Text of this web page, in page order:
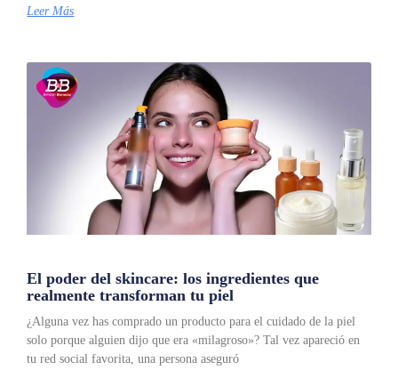
Leer Más
El poder del skincare: los ingredientes que
realmente transforman tu piel
¿Alguna vez has comprado un producto para el cuidado de la piel
solo porque alguien dijo que era «milagroso»? Tal vez apareció en
tu red social favorita, una persona aseguró